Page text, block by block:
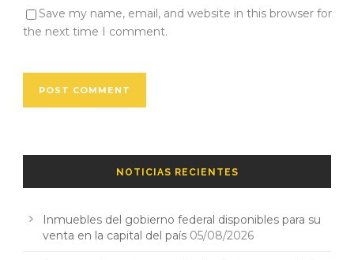
Save my name, email, and website in this browser for
the next time I comment.
NOTICIAS RECIENTES
Inmuebles del gobierno federal disponibles para su
venta en la capital del país 05/08/2026